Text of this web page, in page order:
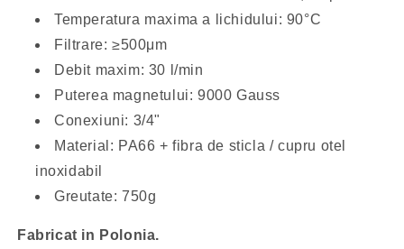
Temperatura maxima a lichidului: 90°C
Filtrare: ≥500μm
Debit maxim: 30 l/min
Puterea magnetului: 9000 Gauss
Conexiuni: 3/4"
Material: PA66 + fibra de sticla / cupru otel
inoxidabil
Greutate: 750g
Fabricat in Polonia.